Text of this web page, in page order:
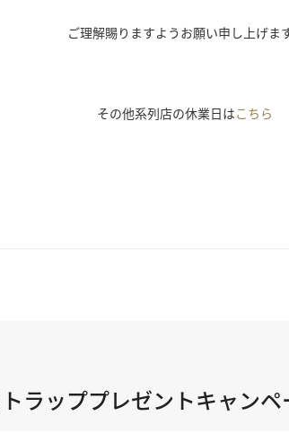
ご理解賜りますようお願い申し上げます
その他系列店の休業日はこちら
ラッププレゼントキャンペ